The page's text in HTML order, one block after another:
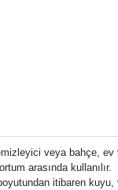
veya bahçe,
arasında kullanılır.
itibaren